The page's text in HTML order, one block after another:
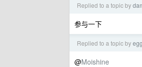
Replied to a topic by
参与一下
Replied to a topic by
@Moishine